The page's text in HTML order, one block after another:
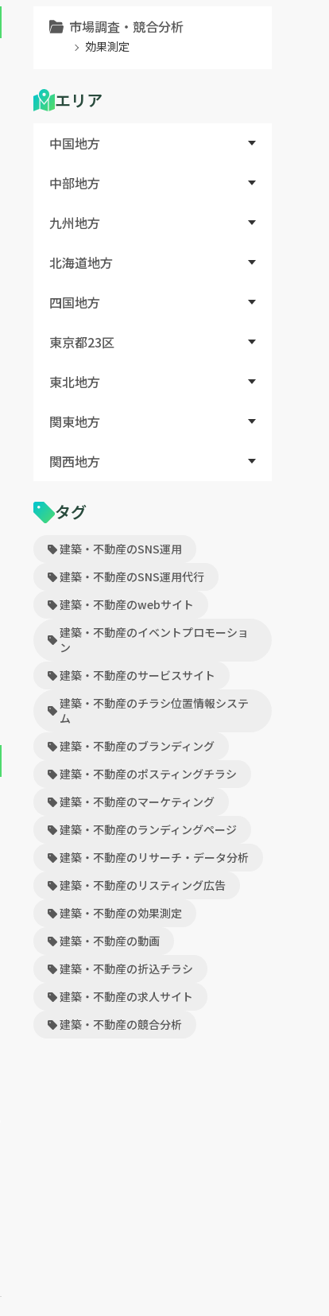
市場調査・競合分析
効果測定
エリア
中国地方
中部地方
九州地方
北海道地方
四国地方
東京都23区
東北地方
関東地方
関西地方
タグ
建築・不動産のSNS運用
建築・不動産のSNS運用代行
建築・不動産のwebサイト
建築・不動産のイベントプロモーショ
ン
建築・不動産のサービスサイト
建築・不動産のチラシ位置情報システ
ム
建築・不動産のブランディング
建築・不動産のポスティングチラシ
建築・不動産のマーケティング
建築・不動産のランディングページ
建築・不動産のリサーチ・データ分析
建築・不動産のリスティング広告
建築・不動産の効果測定
建築・不動産の動画
建築・不動産の折込チラシ
建築・不動産の求人サイト
建築・不動産の競合分析